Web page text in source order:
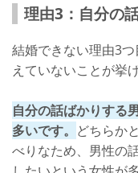
理由3：自分の
結婚できない理由3
えていないことが挙
自分の話ばかりする
多いです。 どちらか
べりなため、男性の